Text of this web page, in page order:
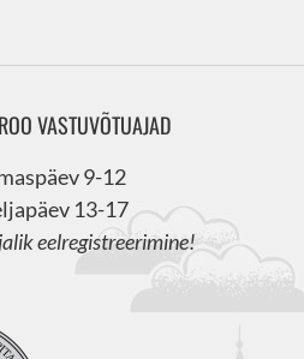
VASTUVÕTUAJAD
9-12
13-17
eelregistreerimine!